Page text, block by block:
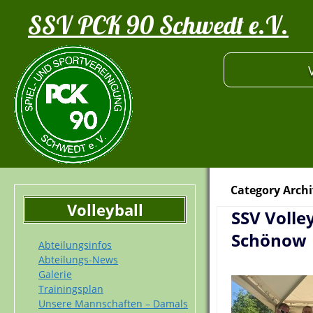
SSV PCK 90 Schwedt e.V.
Volleyball
Abteilungsinfos
Abteilungs-News
Galerie
Trainingsplan
Unsere Mannschaften – Damals
Category
SSV
Schönow